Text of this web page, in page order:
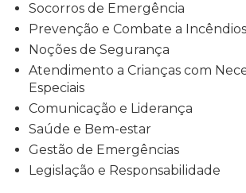
Socorros de Emergência
Prevenção e Combate a Incêndios
Noções de Segurança
Atendimento a Crianças com
Especiais
Comunicação e Liderança
Saúde e Bem-estar
Gestão de Emergências
Legislação e Responsabilidade